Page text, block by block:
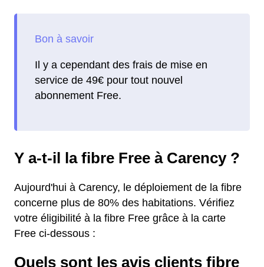
Il y a cependant des frais de mise en
service de 49€ pour tout nouvel
abonnement Free.
Y a-t-il la fibre Free à Carency ?
Aujourd'hui à Carency, le déploiement de la fibre
concerne plus de 80% des habitations. Vérifiez
votre éligibilité à la fibre Free grâce à la carte
Free ci-dessous :
Quels sont les avis clients fibre